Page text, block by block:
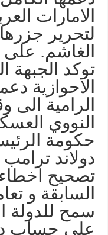
جزرها
الجبهة
الى
الرئيس
ترامب
اخطاء
و
للدولة
حساب دول